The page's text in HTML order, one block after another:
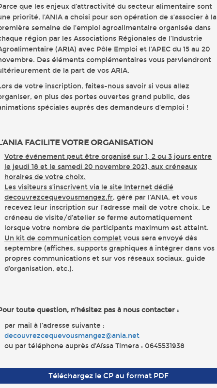
que les enjeux d’attractivité du secteur alimentaire sont
priorité, l’ANIA a choisi pour son opération de s’associer à la
semaine de l’emploi agroalimentaire organisée dans
région par les Associations Régionales de l’Industrie
(ARIA) avec Pôle Emploi et l’APEC du 15 au 20
Des éléments complémentaires vous parviendront
de la part de vos ARIA.
de votre inscription, faites-nous savoir si vous allez
en plus des portes ouvertes grand public, des
spéciales auprès des demandeurs d’emploi !
FACILITE VOTRE ORGANISATION
Votre événement peut être organisé sur 1, 2 ou 3 jours entre
le jeudi 18 et le samedi 20 novembre 2021, aux créneaux
horaires de votre choix.
Les visiteurs s’inscrivent via le site Internet dédié
decouvrezcequevousmangez.fr, géré par l’ANIA, et vous
recevez leur inscription sur l’adresse mail de votre choix. Le
créneau de visite/d’atelier se ferme automatiquement
lorsque votre nombre de participants maximum est atteint.
Un kit de communication complet vous sera envoyé dès
septembre (affiches, supports graphiques à intégrer dans vos
propres communications et sur vos réseaux sociaux, guide
d’organisation, etc.).
toute question, n’hésitez pas à nous contacter :
par mail à l’adresse suivante :
decouvrezcequevousmangez@ania.net
ou par téléphone auprès d’Aïssa Timera : 0645531938
Téléchargez le CP au format PDF